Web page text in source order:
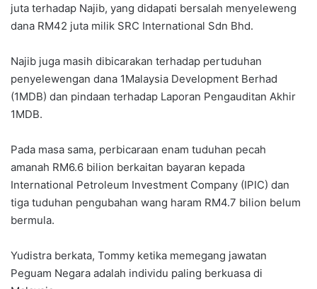
juta terhadap Najib, yang didapati bersalah menyeleweng
dana RM42 juta milik SRC International Sdn Bhd.
Najib juga masih dibicarakan terhadap pertuduhan
penyelewengan dana 1Malaysia Development Berhad
(1MDB) dan pindaan terhadap Laporan Pengauditan Akhir
1MDB.
Pada masa sama, perbicaraan enam tuduhan pecah
amanah RM6.6 bilion berkaitan bayaran kepada
International Petroleum Investment Company (IPIC) dan
tiga tuduhan pengubahan wang haram RM4.7 bilion belum
bermula.
Yudistra berkata, Tommy ketika memegang jawatan
Peguam Negara adalah individu paling berkuasa di